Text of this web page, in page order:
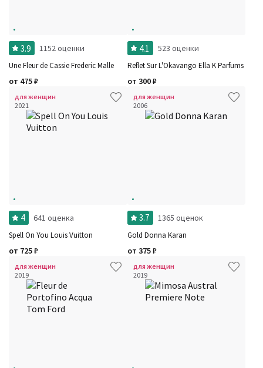
Фильтры
Для кого
3.9 1152 оценки
Une Fleur de Cassie Frederic Malle
от 475₽
4.1 523 оценки
Reflet Sur L'Okavango Ella K Parfums
от 300₽
для женщин
2021
4 641 оценка
Spell On You Louis Vuitton
от 725₽
для женщин
2006
3.7 1365 оценок
Gold Donna Karan
от 375₽
для женщин
2019
для женщин
2019